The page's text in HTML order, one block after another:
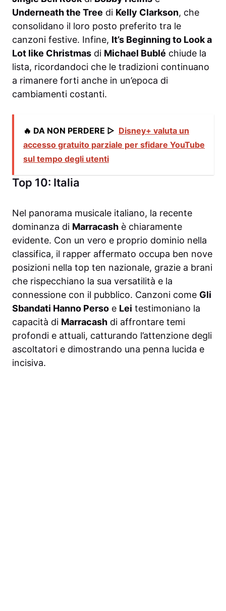
Underneath the Tree di Kelly Clarkson, che
consolidano il loro posto preferito tra le
canzoni festive. Infine, It’s Beginning to Look a
Lot like Christmas di Michael Bublé chiude la
lista, ricordandoci che le tradizioni continuano
a rimanere forti anche in un’epoca di
cambiamenti costanti.
🔥 DA NON PERDERE ▷ Disney+ valuta un
accesso gratuito parziale per sfidare YouTube
sul tempo degli utenti
Top 10: Italia
Nel panorama musicale italiano, la recente
dominanza di Marracash è chiaramente
evidente. Con un vero e proprio dominio nella
classifica, il rapper affermato occupa ben nove
posizioni nella top ten nazionale, grazie a brani
che rispecchiano la sua versatilità e la
connessione con il pubblico. Canzoni come Gli
Sbandati Hanno Perso e Lei testimoniano la
capacità di Marracash di affrontare temi
profondi e attuali, catturando l’attenzione degli
ascoltatori e dimostrando una penna lucida e
incisiva.